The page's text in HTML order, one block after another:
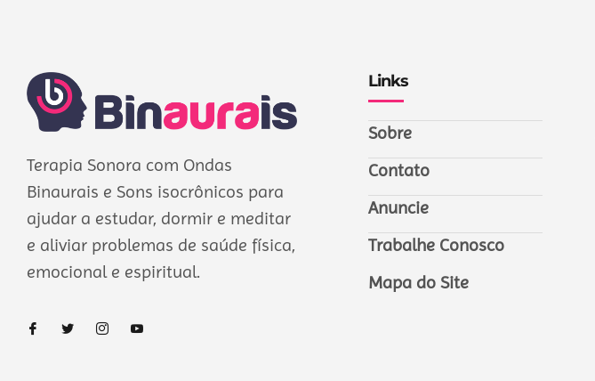
Terapia Sonora com Ondas
Binaurais e Sons isocrônicos para
ajudar a estudar, dormir e meditar
e aliviar problemas de saúde física,
emocional e espiritual.
Links
Sobre
Contato
Anuncie
Trabalhe Conosco
Mapa do Site